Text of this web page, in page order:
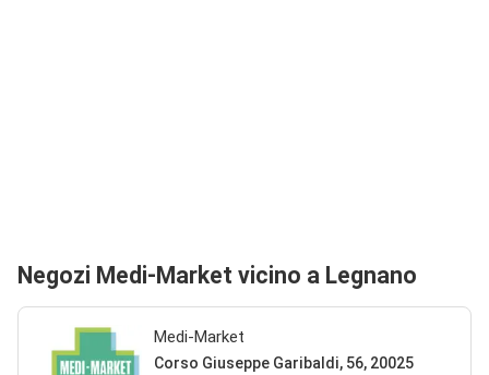
Negozi Medi-Market vicino a Legnano
Medi-Market
Corso Giuseppe Garibaldi, 56, 20025